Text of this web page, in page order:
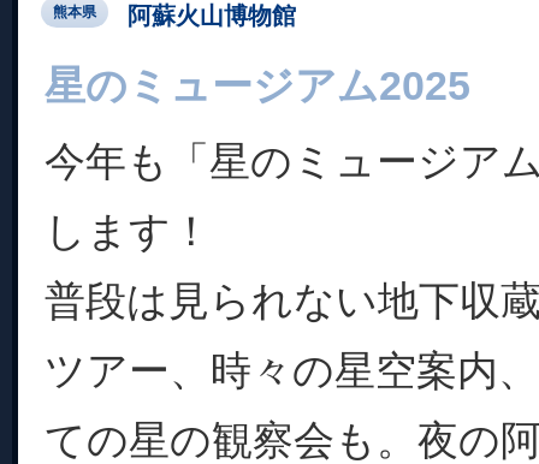
熊本県 阿蘇火山博物館
星のミュージアム2025
今年も「星のミュージア
します！
普段は見られない地下収
ツアー、時々の星空案内
ての星の観察会も。夜の